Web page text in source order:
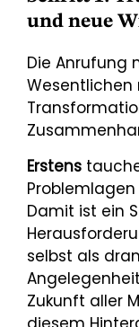
und neue
Die Anrufung
Wesentlichen
Erstens
Problemlagen
Damit ist ein
selbst als
Zukunft aller